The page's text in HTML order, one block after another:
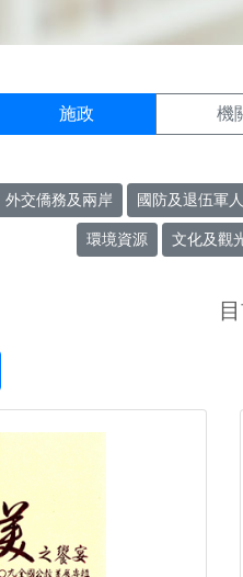
施政 機
外交僑務及兩岸 國防及退伍軍人
環境資源 文化及觀